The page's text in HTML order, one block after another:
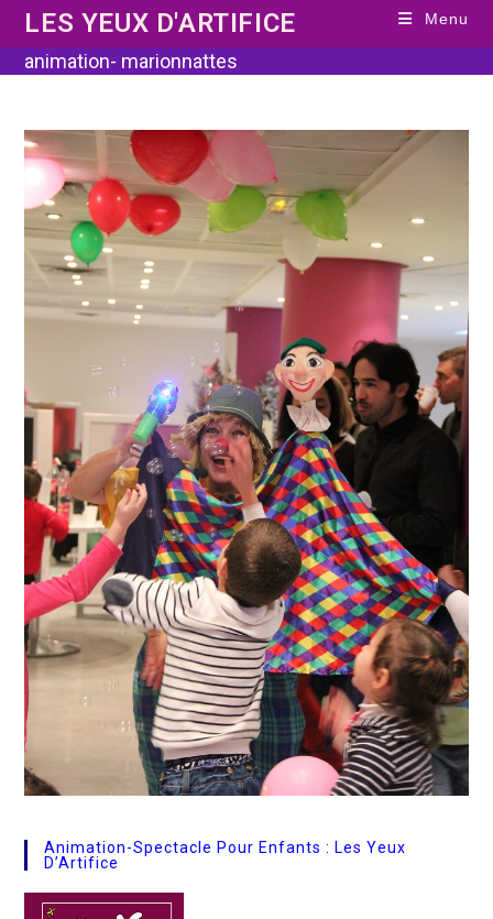
content
LES YEUX D'ARTIFICE Menu
animation- marionnattes
Animation-Spectacle Pour Enfants : Les Yeux
D’Artifice